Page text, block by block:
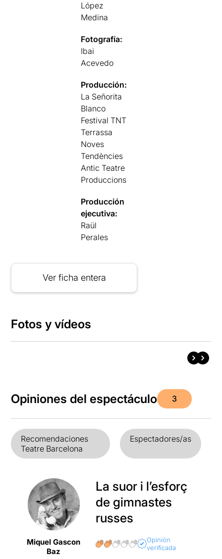
López
Medina
Fotografía:
Ibai
Acevedo
Producción:
La Señorita
Blanco
Festival TNT
Terrassa
Noves
Tendències
Antic Teatre
Produccions
Producción
ejecutiva:
Raül
Perales
Ver ficha entera
Fotos y vídeos
Opiniones del espectáculo 3
Recomendaciones
Teatre Barcelona
Espectadores/as
Miquel Gascon
Baz
La suor i l’esforç
de gimnastes
russes
Opinión
verificada